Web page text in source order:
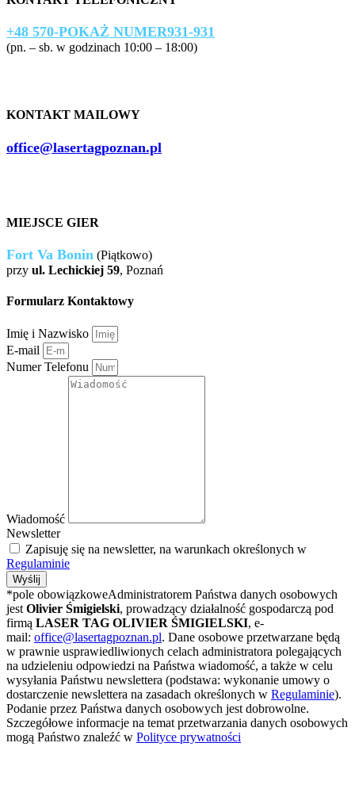
+48 570-POKAŻ NUMER931-931
(pn. – sb. w godzinach 10:00 – 18:00)
KONTAKT MAILOWY
office@lasertagpoznan.pl
MIEJSCE GIER
Fort Va Bonin (Piątkowo)
przy ul. Lechickiej 59, Poznań
Formularz Kontaktowy
Imię i Nazwisko
E-mail
Numer Telefonu
Wiadomość
Newsletter
Zapisuję się na newsletter, na warunkach określonych w
Regulaminie
Wyślij
*pole obowiązkoweAdministratorem Państwa danych osobowych
jest Olivier Śmigielski, prowadzący działalność gospodarczą pod
firmą LASER TAG OLIVIER ŚMIGIELSKI, e-
mail: office@lasertagpoznan.pl. Dane osobowe przetwarzane będą
w prawnie usprawiedliwionych celach administratora polegających
na udzieleniu odpowiedzi na Państwa wiadomość, a także w celu
wysyłania Państwu newslettera (podstawa: wykonanie umowy o
dostarczenie newslettera na zasadach określonych w Regulaminie).
Podanie przez Państwa danych osobowych jest dobrowolne.
Szczegółowe informacje na temat przetwarzania danych osobowych
mogą Państwo znaleźć w Polityce prywatności